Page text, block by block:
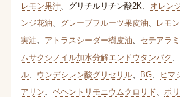
レモン果汁、 グリチルリチン酸2K オレン
ンジ花油
グレープフルーツ果皮油 レモ
実油
アトラスシーダー樹皮油
セテアラ
ムサクシノイル加水分解エンドウタンパク
ル、 ウンデシレン酸グリセリル、 BG、 ヒマ
アリン
ベヘントリモニウムクロリド ポ